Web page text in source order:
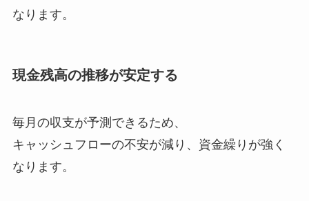
なります。
現金残高の推移が安定する
毎月の収支が予測できるため、
キャッシュフローの不安が減り、資金繰りが強く
なります。